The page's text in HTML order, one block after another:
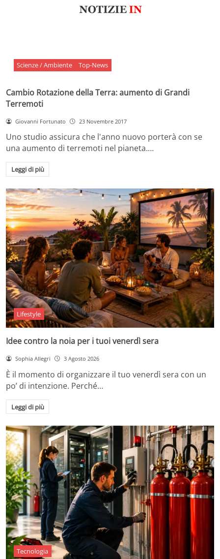
Scienze / Ambiente Top-News
Cambio Rotazione della Terra: aumento di Grandi
Terremoti
Giovanni Fortunato 23 Novembre 2017
Uno studio assicura che l'anno nuovo porterà con se
una aumento di terremoti nel pianeta.…
Leggi di più
Lifestyle
Idee contro la noia per i tuoi venerdì sera
Sophia Allegri 3 Agosto 2026
È il momento di organizzare il tuo venerdì sera con un
po’ di intenzione. Perché…
Leggi di più
Tecnologia